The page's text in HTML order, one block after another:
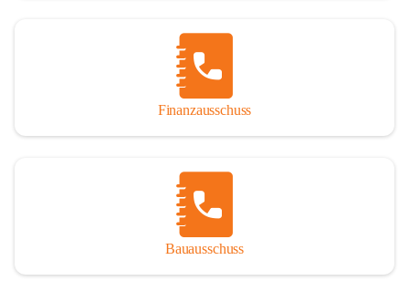
Finanzausschuss
Bauausschuss